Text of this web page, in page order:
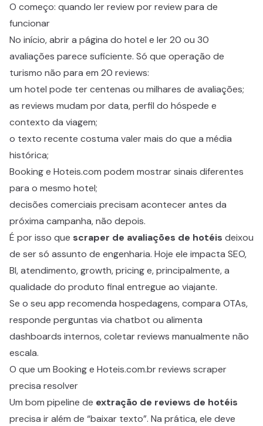
O começo: quando ler review por review para de
funcionar
No início, abrir a página do hotel e ler 20 ou 30
avaliações parece suficiente. Só que operação de
turismo não para em 20 reviews:
um hotel pode ter centenas ou milhares de avaliações;
as reviews mudam por data, perfil do hóspede e
contexto da viagem;
o texto recente costuma valer mais do que a média
histórica;
Booking e Hoteis.com podem mostrar sinais diferentes
para o mesmo hotel;
decisões comerciais precisam acontecer antes da
próxima campanha, não depois.
É por isso que scraper de avaliações de hotéis deixou
de ser só assunto de engenharia. Hoje ele impacta SEO,
BI, atendimento, growth, pricing e, principalmente, a
qualidade do produto final entregue ao viajante.
Se o seu app recomenda hospedagens, compara OTAs,
responde perguntas via chatbot ou alimenta
dashboards internos, coletar reviews manualmente não
escala.
O que um Booking e Hoteis.com.br reviews scraper
precisa resolver
Um bom pipeline de extração de reviews de hotéis
precisa ir além de “baixar texto”. Na prática, ele deve